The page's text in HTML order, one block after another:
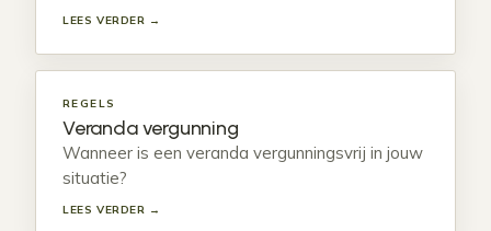
LEES VERDER →
REGELS
Veranda vergunning
Wanneer is een veranda vergunningsvrij in jouw
situatie?
LEES VERDER →